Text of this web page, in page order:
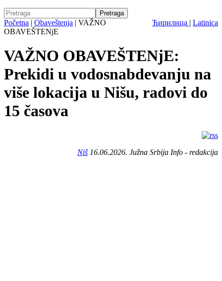
Ћирилица | Latinica
Početna | Obaveštenja | VAŽNO
OBAVEŠTENjE
VAŽNO OBAVEŠTENjE:
Prekidi u vodosnabdevanju na
više lokacija u Nišu, radovi do
15 časova
Niš16.06.2026. Južna Srbija Info - redakcija